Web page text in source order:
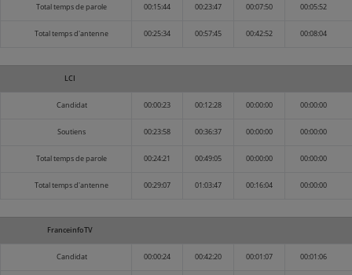
Total temps de parole 00:15:44 00:23:47 00:07:50 00:05:52
Total temps d'antenne 00:25:34 00:57:45 00:42:52 00:08:04
LCI
Candidat 00:00:23 00:12:28 00:00:00 00:00:00
Soutiens 00:23:58 00:36:37 00:00:00 00:00:00
Total temps de parole 00:24:21 00:49:05 00:00:00 00:00:00
Total temps d'antenne 00:29:07 01:03:47 00:16:04 00:00:00
FranceinfoTV
Candidat 00:00:24 00:42:20 00:01:07 00:01:06